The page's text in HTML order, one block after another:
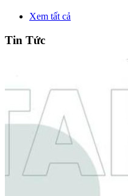
Xem tất cả
Tin Tức